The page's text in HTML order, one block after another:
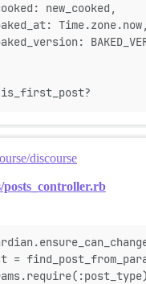
new_cooked,
Time.zone.now,
discourse
=